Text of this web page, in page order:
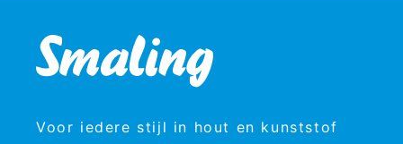
Voor iedere stijl in hout en kunststof